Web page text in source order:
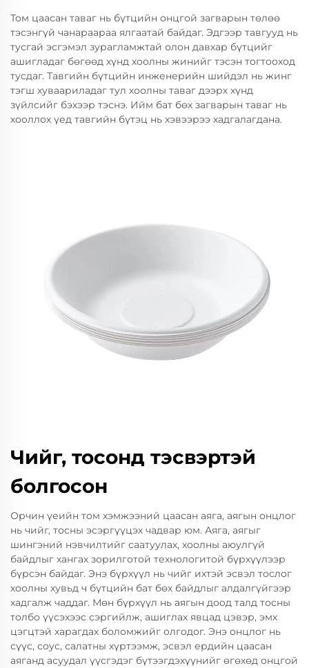
Том цаасан таваг нь бүтцийн онцгой загварын төлөө
тэсэнгүй чанараараа ялгаатай байдаг. Эдгээр тавгууд нь
тусгай эсгэмэл зурагламжтай олон давхар бүтцийг
ашигладаг бөгөөд хүнд хоолны жинийг тэсэн тогтооход
тусдаг. Тавгийн бүтцийн инженерийн шийдэл нь жинг
тэгш хуваариладаг тул хоолны таваг дээрх хүнд
зүйлсийг бэхээр тэснэ. Ийм бат бөх загварын таваг нь
хооллох үед тавгийн бүтэц нь хэвээрээ хадгалагдана.
Чийг, тосонд тэсвэртэй
болгосон
Орчин үеийн том хэмжээний цаасан аяга, аягын онцлог
нь чийг, тосны эсэргүүцэх чадвар юм. Аяга, аягыг
шингэний нэвчилтийг саатуулах, хоолны аюулгүй
байдлыг хангах зорилготой технологитой бүрхүүлээр
бүрсэн байдаг. Энэ бүрхүүл нь чийг ихтэй эсвэл тослог
хоолны хувьд ч бүтцийн бат бөх байдлыг алдалгүйгээр
хадгалж чаддаг. Мөн бүрхүүл нь аягын доод талд тосны
толбо үүсэхээс сэргийлж, ашиглах явцад цэвэр, эмх
цэгцтэй харагдах боломжийг олгодог. Энэ онцлог нь
сүүс, соус, салатны хүртээмж, эсвэл ердийн цаасан
аяганд асуудал үүсгэдэг бүтээгдэхүүнийг өгөхөд онцгой